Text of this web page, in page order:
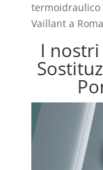
termoidraulico
Vaillant a Roma
I